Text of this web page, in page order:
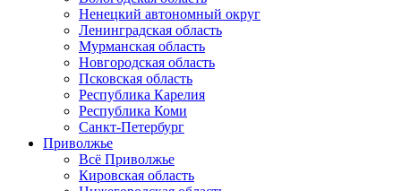
Ненецкий автономный округ
Ленинградская область
Мурманская область
Новгородская область
Псковская область
Республика Карелия
Республика Коми
Санкт-Петербург
Приволжье
Всё Приволжье
Кировская область